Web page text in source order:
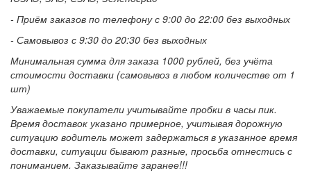
- Приём заказов по телефону с 9:00 до 22:00 без выходных
- Самовывоз с 9:30 до 20:30 без выходных
Минимальная сумма для заказа 1000 рублей, без учёта
стоимости доставки (самовывоз в любом количестве от 1
шт)
Уважаемые покупатели учитывайте пробки в часы пик.
Время доставок указано примерное, учитывая дорожную
ситуацию водитель может задержаться в указанное время
доставки, ситуации бывают разные, просьба отнестись с
пониманием. Заказывайте заранее!!!